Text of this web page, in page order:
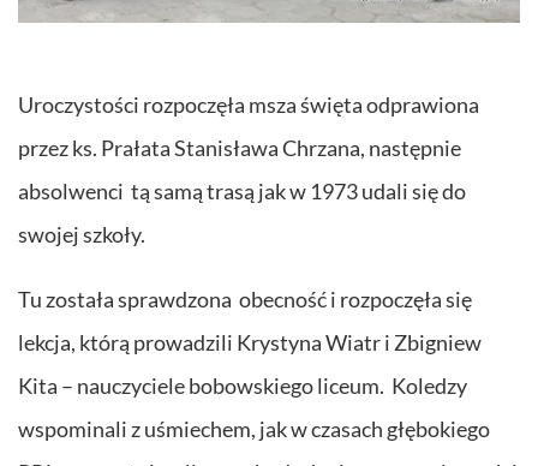
Uroczystości rozpoczęła msza święta odprawiona
przez ks. Prałata Stanisława Chrzana, następnie
absolwenci tą samą trasą jak w 1973 udali się do
swojej szkoły.
Tu została sprawdzona obecność i rozpoczęła się
lekcja, którą prowadzili Krystyna Wiatr i Zbigniew
Kita – nauczyciele bobowskiego liceum. Koledzy
wspominali z uśmiechem, jak w czasach głębokiego